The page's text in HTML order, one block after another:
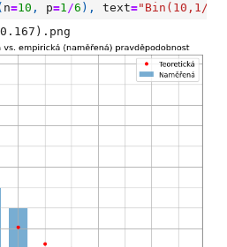
n=10 , p=1/6 ), text="Bin(10,1/